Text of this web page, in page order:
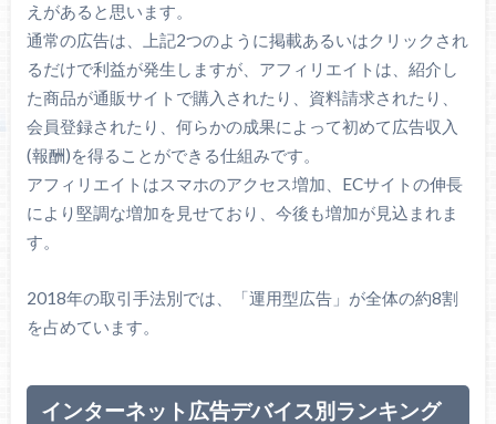
えがあると思います。
通常の広告は、上記2つのように掲載あるいはクリックされ
るだけで利益が発生しますが、アフィリエイトは、紹介し
た商品が通販サイトで購入されたり、資料請求されたり、
会員登録されたり、何らかの成果によって初めて広告収入
(報酬)を得ることができる仕組みです。
アフィリエイトはスマホのアクセス増加、ECサイトの伸長
により堅調な増加を見せており、今後も増加が見込まれま
す。
2018年の取引手法別では、「運用型広告」が全体の約8割
を占めています。
インターネット広告デバイス別ランキング